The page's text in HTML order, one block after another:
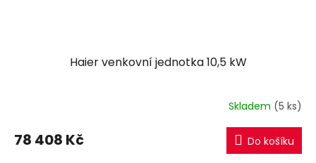
Haier venkovní jednotka 10,5 kW
Skladem (5 ks)
78 408 Kč Do košíku